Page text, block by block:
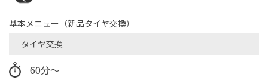
基本メニュー（新品タイヤ交換）
タイヤ交換
60分～